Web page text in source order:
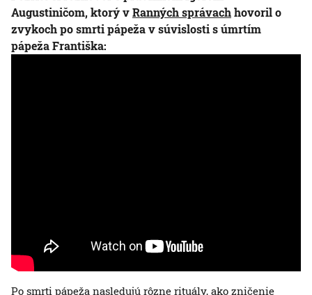
Augustiničom, ktorý vRanných správachhovoril o
zvykoch po smrti pápeža v súvislosti s úmrtím
pápeža Františka:
Po smrti pápeža nasledujú rôzne rituály, ako zničenie